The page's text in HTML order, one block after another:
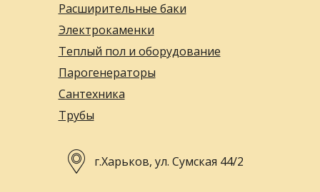
Расширительные баки
Электрокаменки
Теплый пол и оборудование
Парогенераторы
Сантехника
Трубы
г.Харьков, ул. Сумская 44/2